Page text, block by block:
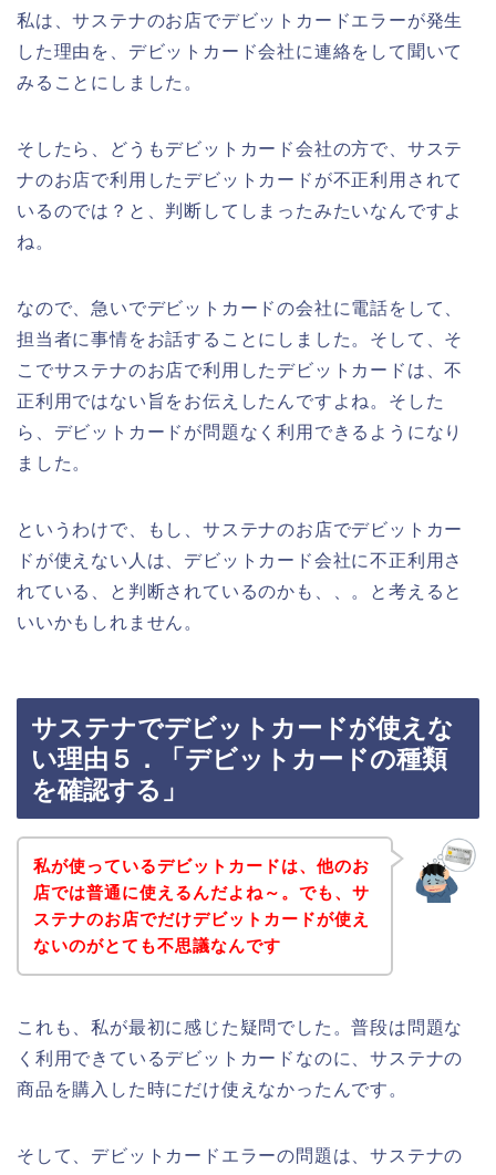
私は、サステナのお店でデビットカードエラーが発生
した理由を、デビットカード会社に連絡をして聞いて
みることにしました。
そしたら、どうもデビットカード会社の方で、サステ
ナのお店で利用したデビットカードが不正利用されて
いるのでは？と、判断してしまったみたいなんですよ
ね。
なので、急いでデビットカードの会社に電話をして、
担当者に事情をお話することにしました。そして、そ
こでサステナのお店で利用したデビットカードは、不
正利用ではない旨をお伝えしたんですよね。そした
ら、デビットカードが問題なく利用できるようになり
ました。
というわけで、もし、サステナのお店でデビットカー
ドが使えない人は、デビットカード会社に不正利用さ
れている、と判断されているのかも、、。と考えると
いいかもしれません。
サステナでデビットカードが使えな
い理由５．「デビットカードの種類
を確認する」
私が使っているデビットカードは、他のお
店では普通に使えるんだよね～。でも、サ
ステナのお店でだけデビットカードが使え
ないのがとても不思議なんです
これも、私が最初に感じた疑問でした。普段は問題な
く利用できているデビットカードなのに、サステナの
商品を購入した時にだけ使えなかったんです。
そして、デビットカードエラーの問題は、サステナの